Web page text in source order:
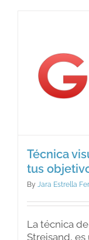
Técnica
tus
By Jara Estrella
La técnica
Streisand,